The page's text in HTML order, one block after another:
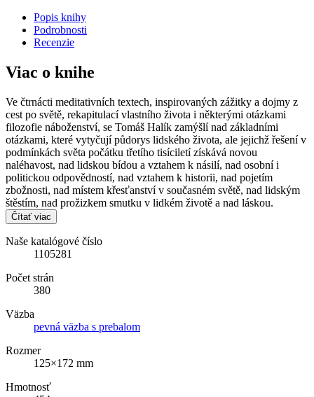
Popis knihy
Podrobnosti
Recenzie
Viac o knihe
Ve čtrnácti meditativních textech, inspirovaných zážitky a dojmy z
cest po světě, rekapitulací vlastního života i některými otázkami
filozofie náboženství, se Tomáš Halík zamýšlí nad základními
otázkami, které vytyčují půdorys lidského života, ale jejichž řešení v
podmínkách světa počátku třetího tisíciletí získává novou
naléhavost, nad lidskou bídou a vztahem k násilí, nad osobní i
politickou odpovědností, nad vztahem k historii, nad pojetím
zbožnosti, nad místem křesťanství v současném světě, nad lidským
štěstím, nad prožizkem smutku v lidkém životě a nad láskou.
Čítať viac
Naše katalógové číslo
1105281
Počet strán
380
Väzba
pevná väzba s prebalom
Rozmer
125×172 mm
Hmotnosť